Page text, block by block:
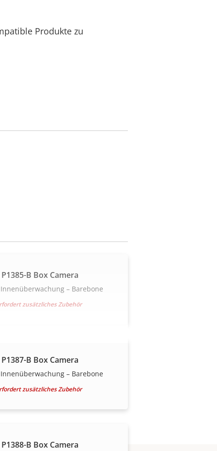
Produkte zu
P1385-B Box Camera
– Barebone
zusätzliches Zubehör
P1387-B Box Camera
Innenüberwachung – Barebone
zusätzliches Zubehör
P1388-B Box Camera